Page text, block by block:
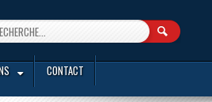
CONTACT